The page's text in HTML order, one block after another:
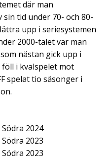
där man
tid under 70- och 80-
upp i seriesystemen
2000-talet var man
nästan gick upp i
föll i kvalspelet mot
spelat tio säsonger i
2024
2023
2023